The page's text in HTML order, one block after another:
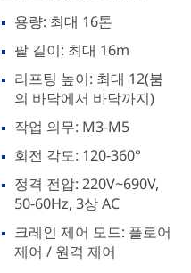
용량: 최대 16톤
팔 길이: 최대 16m
리프팅 높이: 최대 12(붐
의 바닥에서 바닥까지)
작업 의무: M3-M5
회전 각도: 120-360°
정격 전압: 220V~690V,
50-60Hz, 3상 AC
크레인 제어 모드: 플로어
제어 / 원격 제어